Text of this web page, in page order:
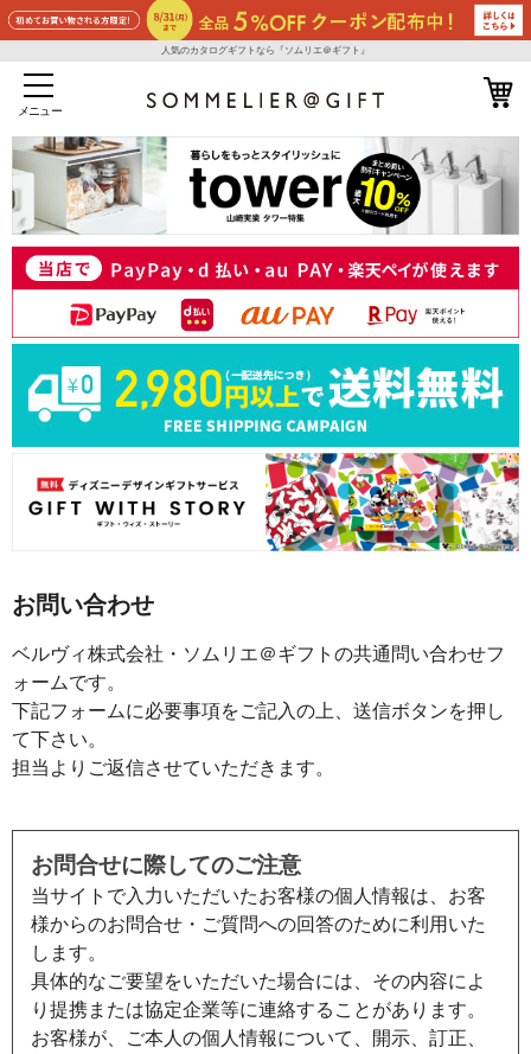
人気のカタログギフトなら『ソムリエ＠ギフト』
メニュー
お問い合わせ
ベルヴィ株式会社・ソムリエ＠ギフトの共通問い合わせフ
ォームです。
下記フォームに必要事項をご記入の上、送信ボタンを押し
て下さい。
担当よりご返信させていただきます。
お問合せに際してのご注意
当サイトで入力いただいたお客様の個人情報は、お客
様からのお問合せ・ご質問への回答のために利用いた
します。
具体的なご要望をいただいた場合には、その内容によ
り提携または協定企業等に連絡することがあります。
お客様が、ご本人の個人情報について、開示、訂正、